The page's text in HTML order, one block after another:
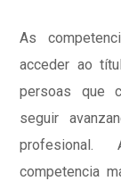
As
acceder ao
persoas que
seguir
profesional.
competencia